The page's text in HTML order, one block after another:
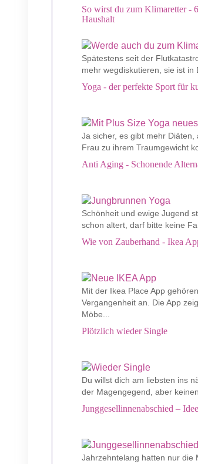
So wirst du zum Klimaretter -
Haushalt
Spätestens seit der
mehr wegdiskutieren, sie ist in
Yoga - der perfekte Sport für
Ja sicher, es gibt mehr
Frau zu ihrem Traumgewicht
Anti Aging - Schonende
Schönheit und ewige Jugend
schon altert, darf bitte keine
Wie von Zauberhand - Ikea
Mit der Ikea Place App
Vergangenheit an. Die App
Möbe...
Plötzlich wieder Single
Du willst dich am liebsten ins
der Magengegend, aber
Junggesellinnenabschied –
Jahrzehntelang hatten nur die